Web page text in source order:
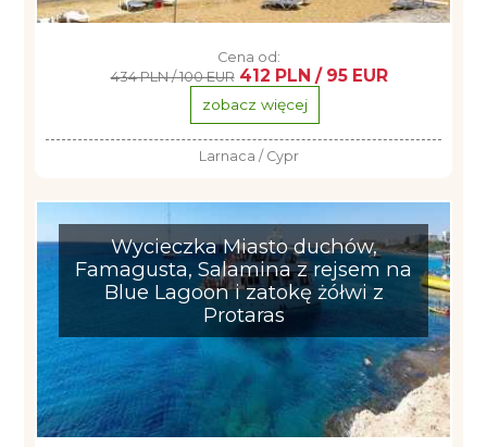
Cena od:
434 PLN / 100 EUR 412 PLN / 95 EUR
zobacz więcej
Larnaca / Cypr
Wycieczka Miasto duchów,
Famagusta, Salamina z rejsem na
Blue Lagoon i zatokę żółwi z
Protaras